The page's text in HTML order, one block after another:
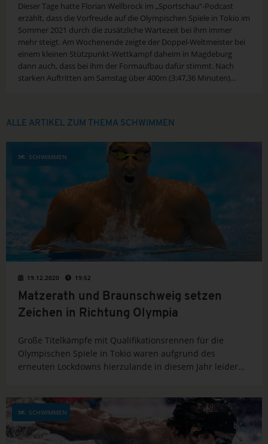
Dieser Tage hatte Florian Wellbrock im „Sportschau“-Podcast
erzählt, dass die Vorfreude auf die Olympischen Spiele in Tokio im
Sommer 2021 durch die zusätzliche Wartezeit bei ihm immer
mehr steigt. Am Wochenende zeigte der Doppel-Weltmeister bei
einem kleinen Stützpunkt-Wettkampf daheim in Magdeburg
dann auch, dass bei ihm der Formaufbau dafür stimmt. Nach
starken Auftritten am Samstag über 400m (3:47,36 Minuten)
ALLE ARTIKEL ZUM THEMA SCHWIMMEN
SCHWIMMEN
19.12.2020 19:52
Matzerath und Braunschweig setzen
Zeichen in Richtung Olympia
Große Titelkämpfe mit Qualifikationsrennen für die
Olympischen Spiele in Tokio waren aufgrund des
erneuten Lockdowns hierzulande in diesem Jahr leider
Topkader des Deutschen Schwimm-Verbandes e.V. (DSV)
an diesem...
SCHWIMMEN